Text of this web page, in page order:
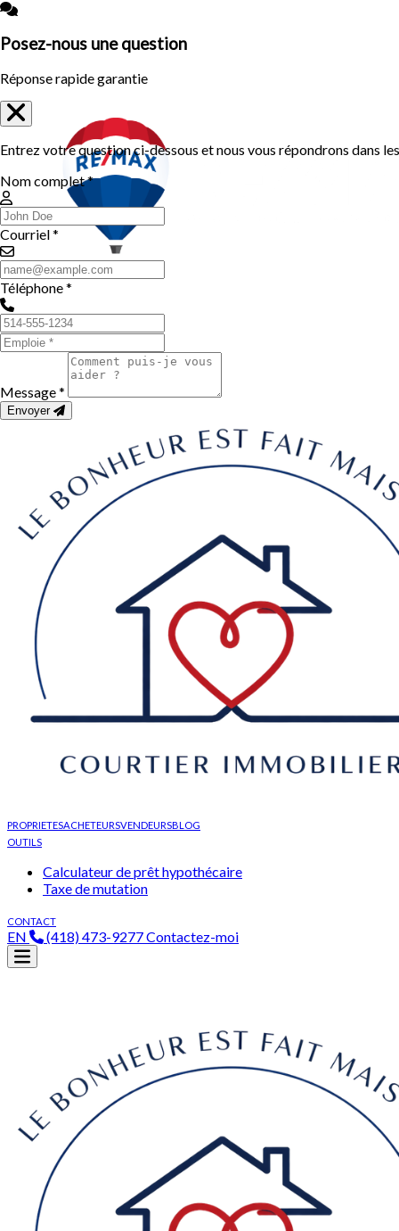
PROPRIETESACHETEURSVENDEURSBLOG
OUTILS
Calculateur de prêt hypothécaire
Taxe de mutation
CONTACT
EN (418) 473-9277Contactez-moi
Posez-nous une question
Réponse rapide garantie
Entrez votre question ci-dessous et nous vous répondrons dans
Nom complet *
Courriel *
Téléphone *
Message *
Envoyer